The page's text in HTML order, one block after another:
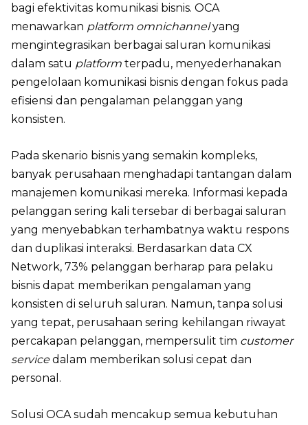
bagi efektivitas komunikasi bisnis. OCA
menawarkan platform omnichannelyang
mengintegrasikan berbagai saluran komunikasi
dalam satu platform terpadu, menyederhanakan
pengelolaan komunikasi bisnis dengan fokus pada
efisiensi dan pengalaman pelanggan yang
konsisten.
Pada skenario bisnis yang semakin kompleks,
banyak perusahaan menghadapi tantangan dalam
manajemen komunikasi mereka. Informasi kepada
pelanggan sering kali tersebar di berbagai saluran
yang menyebabkan terhambatnya waktu respons
dan duplikasi interaksi. Berdasarkan data CX
Network, 73% pelanggan berharap para pelaku
bisnis dapat memberikan pengalaman yang
konsisten di seluruh saluran. Namun, tanpa solusi
yang tepat, perusahaan sering kehilangan riwayat
percakapan pelanggan, mempersulit tim customer
servicedalam memberikan solusi cepat dan
personal.
Solusi OCA sudah mencakup semua kebutuhan